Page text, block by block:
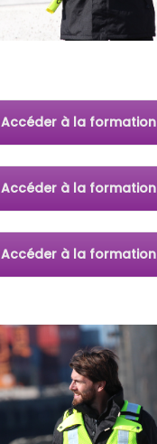
Accéder à la formation
Accéder à la formation
Accéder à la formation